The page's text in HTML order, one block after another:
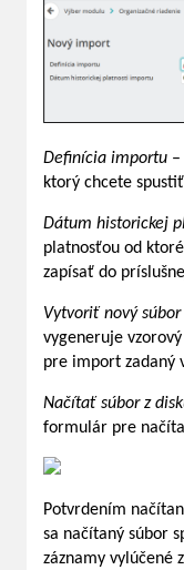
Definícia importu
ktorý chcete
Dátum historickej
platnosťou od
zapísať do
Vytvoriť nový
vygeneruje
pre import zadaný
Načítať súbor z
formulár pre
Potvrdením
sa načítaný súbor
záznamy vylúčené